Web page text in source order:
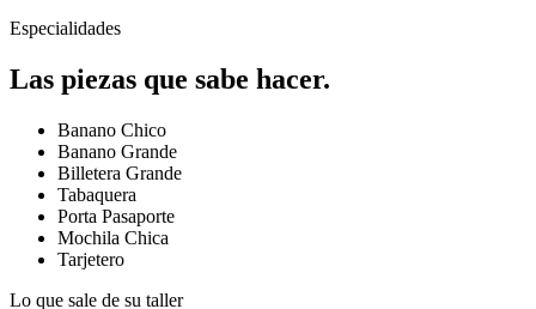
Especialidades
Las piezas que sabe hacer.
Banano Chico
Banano Grande
Billetera Grande
Tabaquera
Porta Pasaporte
Mochila Chica
Tarjetero
Lo que sale de su taller